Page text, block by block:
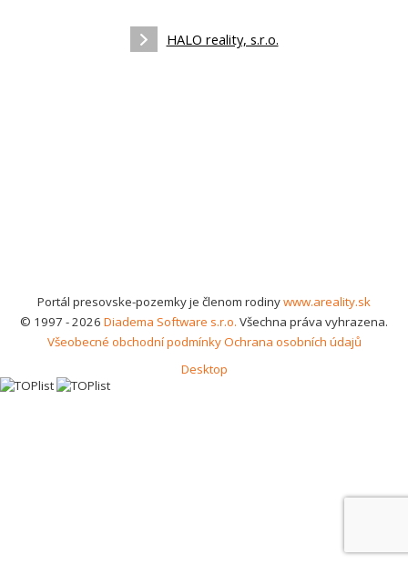
HALO reality, s.r.o.
Portál presovske-pozemky je členom rodinywww.areality.sk
© 1997 - 2026 Diadema Software s.r.o. Všechna práva vyhrazena.
Všeobecné obchodní podmínkyOchrana osobních údajů
Desktop